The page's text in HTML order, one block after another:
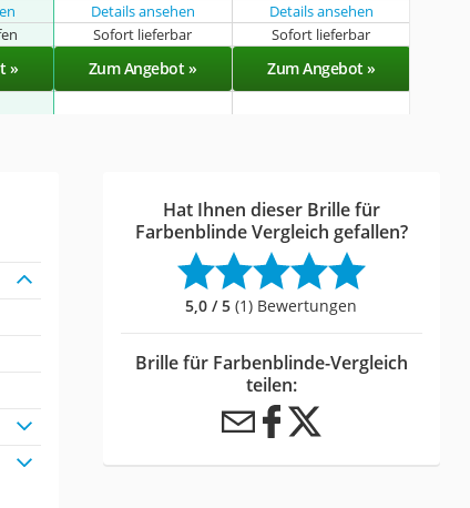
Details ansehen
Details ansehen
Sofort lieferbar
Sofort lieferbar
» Zum Angebot » Zum Angebot »
Hat Ihnen dieser Brille für
Farbenblinde Vergleich gefallen?
5,0 / 5 (1) Bewertungen
Brille für Farbenblinde-Vergleich
teilen: